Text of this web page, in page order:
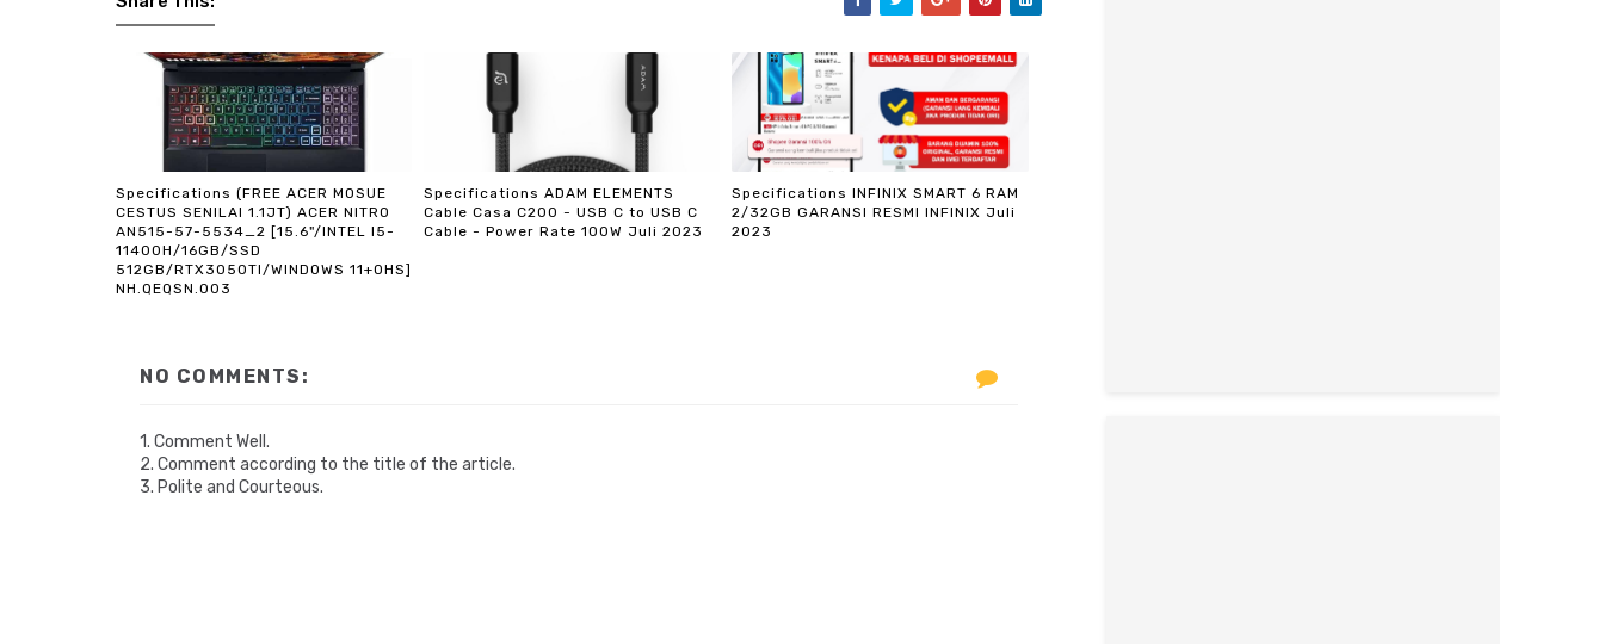
Specifications (FREE ACER MOSUE
CESTUS SENILAI 1.1JT) ACER NITRO
AN515-57-5534_2 [15.6"/INTEL I5-
11400H/16GB/SSD
512GB/RTX3050TI/WINDOWS 11+OHS]
NH.QEQSN.003
Specifications ADAM ELEMENTS
Cable Casa C200 - USB C to USB C
Cable - Power Rate 100W Juli 2023
Specifications INFINIX SMART 6 RAM
2/32GB GARANSI RESMI INFINIX Juli
2023
NO COMMENTS:
1. Comment Well.
2. Comment according to the title of the article.
3. Polite and Courteous.